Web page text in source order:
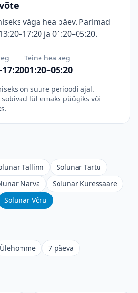
väga hea päev. Parimad
ja 01:20–05:20.
Teine hea aeg
01:20–05:20
on suure perioodi ajal.
lühemaks püügiks või
Tallinn
Solunar Tartu
Narva
Solunar Kuressaare
Solunar Võru
Ülehomme 7 päeva